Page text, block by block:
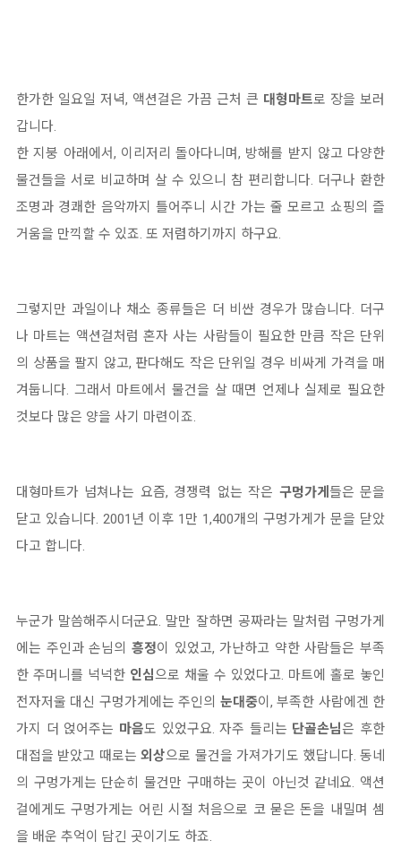
한가한 일요일 저녁, 액션걸은 가끔 근처 큰 대형마트로 장을 보러
갑니다.
한 지붕 아래에서, 이리저리 돌아다니며, 방해를 받지 않고 다양한
물건들을 서로 비교하며 살 수 있으니 참 편리합니다. 더구나 환한
조명과 경쾌한 음악까지 틀어주니 시간 가는 줄 모르고 쇼핑의 즐
거움을 만끽할 수 있죠. 또 저렴하기까지 하구요.
그렇지만 과일이나 채소 종류들은 더 비싼 경우가 많습니다. 더구
나 마트는 액션걸처럼 혼자 사는 사람들이 필요한 만큼 작은 단위
의 상품을 팔지 않고, 판다해도 작은 단위일 경우 비싸게 가격을 매
겨둡니다. 그래서 마트에서 물건을 살 때면 언제나 실제로 필요한
것보다 많은 양을 사기 마련이죠.
대형마트가 넘쳐나는 요즘, 경쟁력 없는 작은 구멍가게 들은 문을
닫고 있습니다. 2001년 이후 1만 1,400개의 구멍가게가 문을 닫았
다고 합니다.
누군가 말씀해주시더군요. 말만 잘하면 공짜라는 말처럼 구멍가게
에는 주인과 손님의 흥정이 있었고, 가난하고 약한 사람들은 부족
한 주머니를 넉넉한 인심으로 채울 수 있었다고. 마트에 홀로 놓인
전자저울 대신 구멍가게에는 주인의 눈대중이, 부족한 사람에겐 한
가지 더 얹어주는 마음도 있었구요. 자주 들리는 단골손님은 후한
대접을 받았고 때로는외상으로 물건을 가져가기도 했답니다. 동네
의 구멍가게는 단순히 물건만 구매하는 곳이 아닌것 같네요. 액션
걸에게도 구멍가게는 어린 시절 처음으로 코 묻은 돈을 내밀며 셈
을 배운 추억이 담긴 곳이기도 하죠.